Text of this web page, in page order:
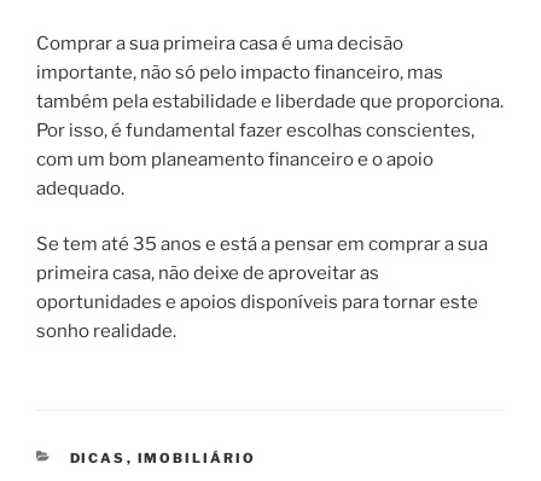
Comprar a sua primeira casa é uma decisão
importante, não só pelo impacto financeiro, mas
também pela estabilidade e liberdade que proporciona.
Por isso, é fundamental fazer escolhas conscientes,
com um bom planeamento financeiro e o apoio
adequado.
Se tem até 35 anos e está a pensar em comprar a sua
primeira casa, não deixe de aproveitar as
oportunidades e apoios disponíveis para tornar este
sonho realidade.
CATEGORIAS
DICAS , IMOBILIÁRIO